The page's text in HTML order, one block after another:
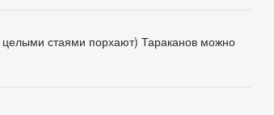
стаями порхают) Тараканов можно